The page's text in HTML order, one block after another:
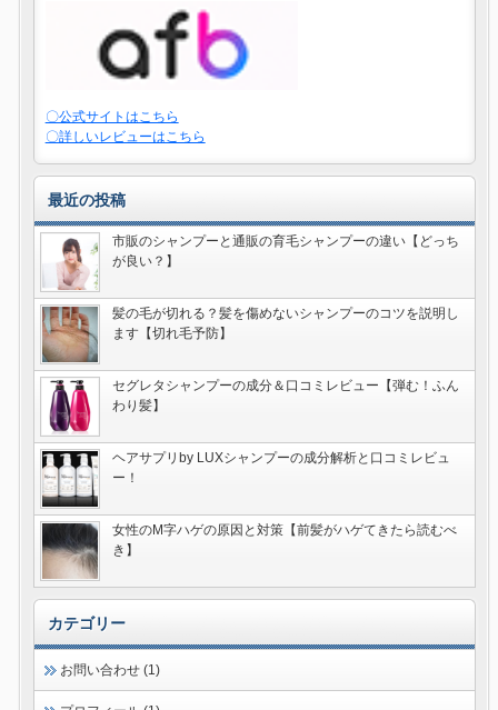
〇公式サイトはこちら
〇詳しいレビューはこちら
最近の投稿
市販のシャンプーと通販の育毛シャンプーの違い【どっち
が良い？】
髪の毛が切れる？髪を傷めないシャンプーのコツを説明し
ます【切れ毛予防】
セグレタシャンプーの成分＆口コミレビュー【弾む！ふん
わり髪】
ヘアサプリby LUXシャンプーの成分解析と口コミレビュ
ー！
女性のM字ハゲの原因と対策【前髪がハゲてきたら読むべ
き】
カテゴリー
お問い合わせ (1)